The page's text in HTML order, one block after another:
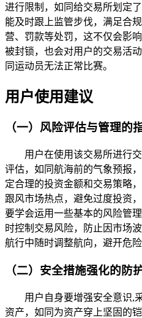
进行限制，如同给交易所划定
能及时跟上监管步伐，满足合
营、罚款等处罚，这不仅会影
被封锁，也会对用户的交易活
同运动员无法正常比赛。
用户使用建议
（一）风险评估与管理的
用户在使用该交易所进行
评估，如同航海前的气象预报
定合理的投资金额和交易策略
跟风市场热点，避免过度投资
要学会运用一些基本的风险管
时控制交易风险，防止因市场
航行中随时调整航向，避开危险
（二）安全措施强化的防
用户自身要增强安全意识,
资产，如同为资产穿上坚固的